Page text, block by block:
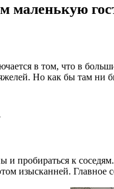
маленькую
в том, что в
Но как бы там
и пробираться к
изысканней.